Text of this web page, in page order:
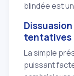
blindée est
tentatives
La simple
puissant